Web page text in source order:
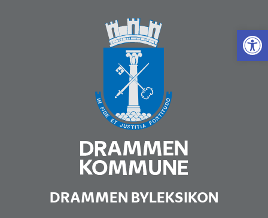
Vis
DRAMMEN BYLEKSIKON